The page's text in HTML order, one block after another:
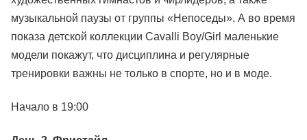
музыкальной паузы от группы «Непоседы». А во время
показа детской коллекции Cavalli Boy/Girl маленькие
модели покажут, что дисциплина и регулярные
тренировки важны не только в спорте, но и в моде.
Начало в 19:00